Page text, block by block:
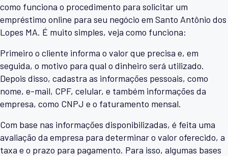
como funciona o procedimento para solicitar um
empréstimo online para seu negócio em Santo Antônio dos
Lopes MA. É muito simples, veja como funciona:
Primeiro o cliente informa o valor que precisa e, em
seguida, o motivo para qual o dinheiro será utilizado.
Depois disso, cadastra as informações pessoais, como
nome, e-mail, CPF, celular, e também informações da
empresa, como CNPJ e o faturamento mensal.
Com base nas informações disponibilizadas, é feita uma
avaliação da empresa para determinar o valor oferecido, a
taxa e o prazo para pagamento. Para isso, algumas bases